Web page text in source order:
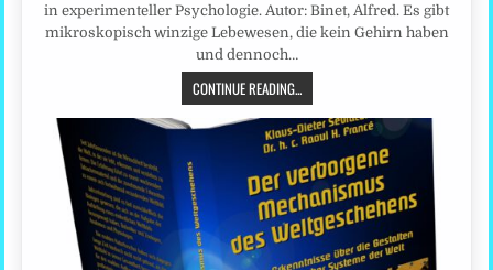
in experimenteller Psychologie. Autor: Binet, Alfred. Es gibt
mikroskopisch winzige Lebewesen, die kein Gehirn haben
und dennoch…
CONTINUE READING...